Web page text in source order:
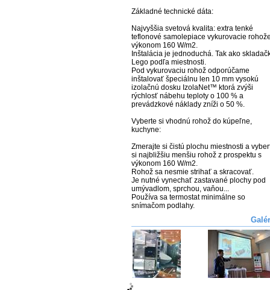
Základné technické dáta:
Najvyššia svetová kvalita: extra tenké
teflonové samolepiace vykurovacie
výkonom 160 W/m2.
Inštalácia je jednoduchá. Tak ako
Lego podľa miestnosti.
Pod vykurovaciu rohož odporúčame
inštalovať špeciálnu len 10 mm vysokú
izolačnú dosku IzolaNet™ ktorá zvýši
rýchlosť nábehu teploty o 100 % a
prevádzkové náklady zníži o 50 %.
Vyberte si vhodnú rohož do kúpeľne,
kuchyne:
Zmerajte si čistú plochu miestnosti a
si najbližšiu menšiu rohož z prospektu s
výkonom 160 W/m2.
Rohož sa nesmie strihať a skracovať.
Je nutné vynechať zastavané plochy pod
umývadlom, sprchou, vaňou...
Používa sa termostat minimálne so
snímačom podlahy.